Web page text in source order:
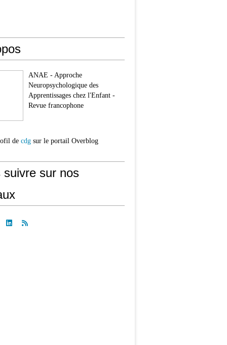
ANAE - Approche
Neuropsychologique des
Apprentissages chez l'Enfant -
Revue francophone
de cdg sur le portail Overblog
suivre sur nos